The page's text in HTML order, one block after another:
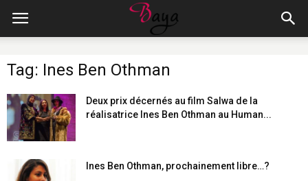
Tag: Ines Ben Othman
Deux prix décernés au film Salwa de la
réalisatrice Ines Ben Othman au Human...
Ines Ben Othman, prochainement libre…?